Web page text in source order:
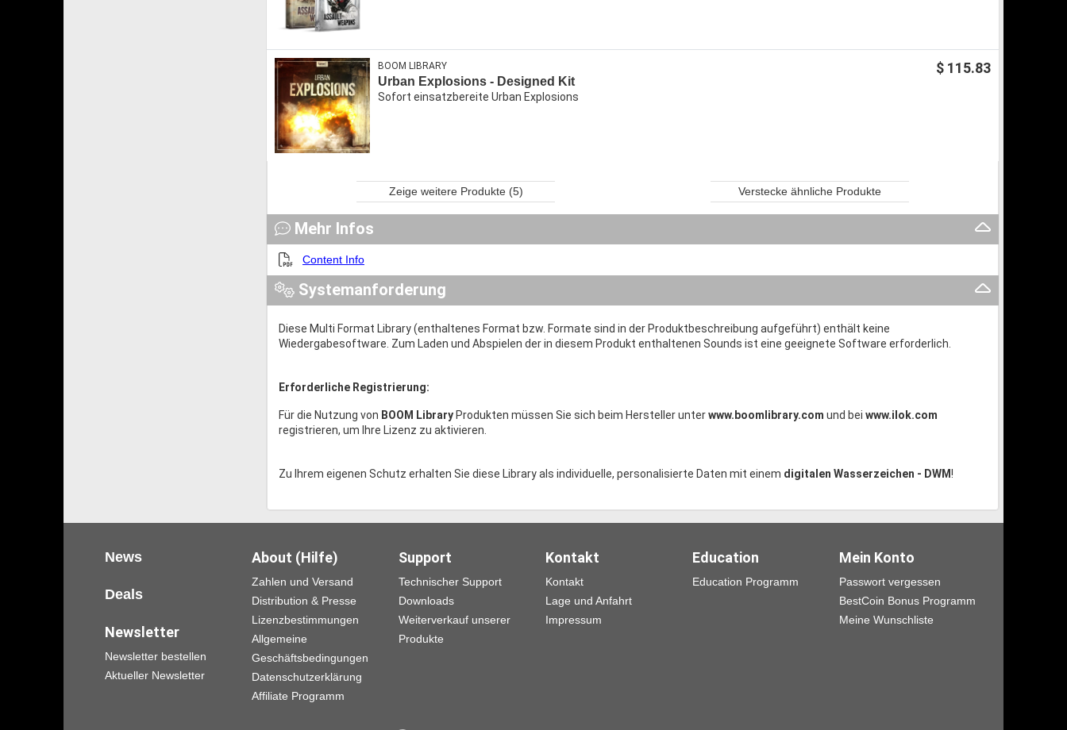
$ 115.83
BOOM LIBRARY
Urban Explosions - Designed Kit
Sofort einsatzbereite Urban Explosions
Zeige weitere Produkte (5) Verstecke ähnliche Produkte
Mehr Infos
Content Info
Systemanforderung
Diese Multi Format Library (enthaltenes Format bzw. Formate sind in der Produktbeschreibung aufgeführt) enthält keine
Wiedergabesoftware. Zum Laden und Abspielen der in diesem Produkt enthaltenen Sounds ist eine geeignete Software erforderlich.
Erforderliche Registrierung:
Für die Nutzung von BOOM Library Produkten müssen Sie sich beim Hersteller unterwww.boomlibrary.com und bei www.ilok.com
registrieren, um Ihre Lizenz zu aktivieren.
Zu Ihrem eigenen Schutz erhalten Sie diese Library als individuelle, personalisierte Daten mit einem digitalen Wasserzeichen - DWM!
News
Deals
Newsletter
Newsletter bestellen
Aktueller Newsletter
About (Hilfe)
Zahlen und Versand
Distribution & Presse
Lizenzbestimmungen
Allgemeine
Geschäftsbedingungen
Datenschutzerklärung
Affiliate Programm
Support
Technischer Support
Downloads
Weiterverkauf unserer
Produkte
Kontakt
Kontakt
Lage und Anfahrt
Impressum
Education
Education Programm
Mein Konto
Passwort vergessen
BestCoin Bonus Programm
Meine Wunschliste